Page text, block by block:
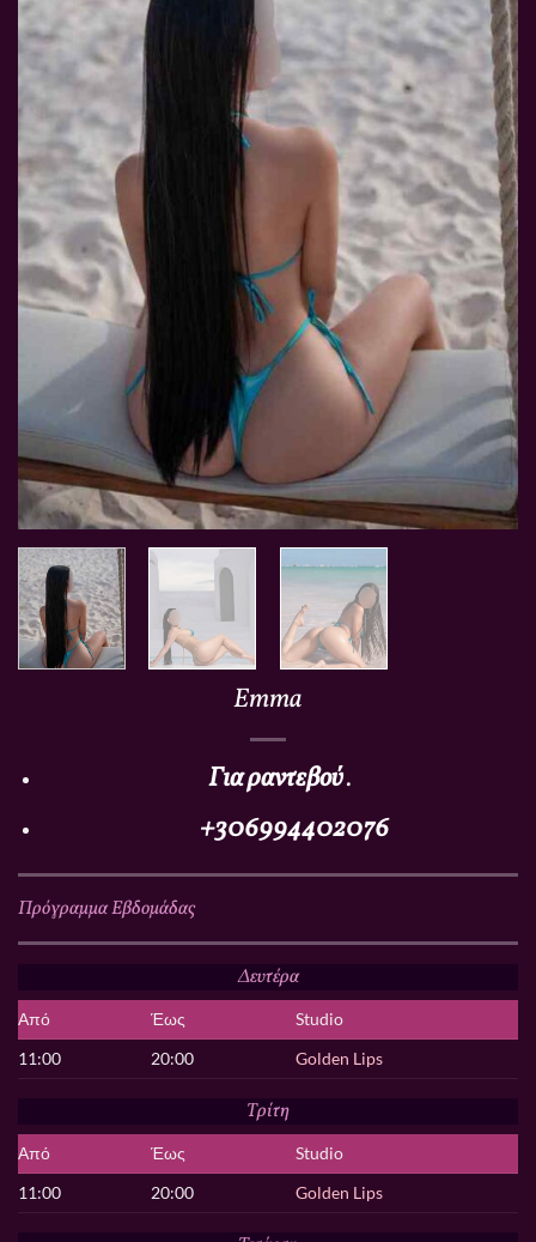
Emma
Για ραντεβού.
+306994402076
Πρόγραμμα Εβδομάδας
Δευτέρα
Από Έως
Studio
11:00
20:00 Golden Lips
Τρίτη
Από Έως
Studio
11:00
20:00 Golden Lips